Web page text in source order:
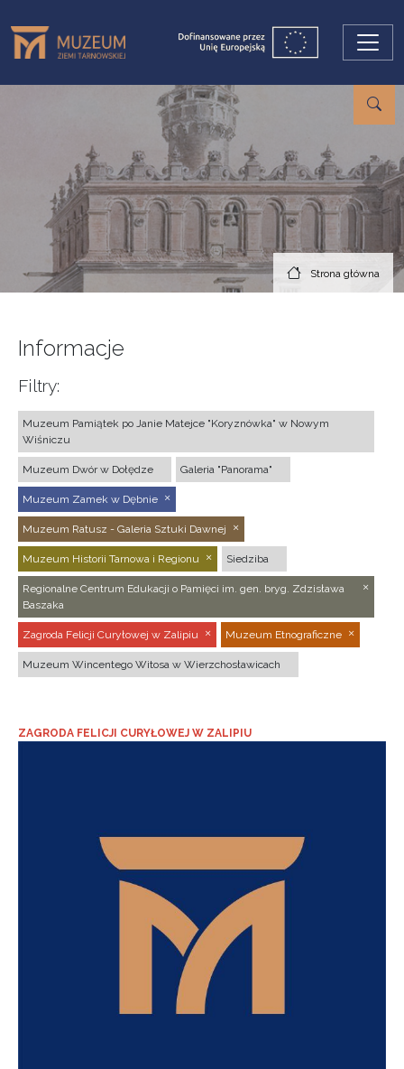
Strona główna
Informacje
Filtry:
Muzeum Pamiątek po Janie Matejce "Koryznówka" w Nowym
Wiśniczu
Muzeum Dwór w Dołędze Galeria "Panorama"
Muzeum Zamek w Dębnie
Muzeum Ratusz - Galeria Sztuki Dawnej
Muzeum Historii Tarnowa i Regionu Siedziba
Regionalne Centrum Edukacji o Pamięci im. gen. bryg. Zdzisława
Baszaka
Zagroda Felicji Curyłowej w Zalipiu Muzeum Etnograficzne
Muzeum Wincentego Witosa w Wierzchosławicach
ZAGRODA FELICJI CURYŁOWEJ W ZALIPIU